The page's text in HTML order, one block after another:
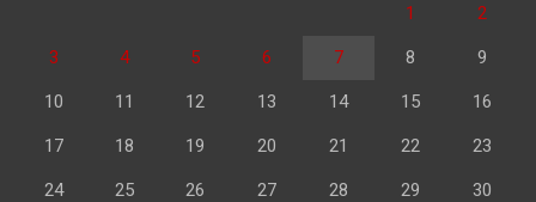
1 2
3 4 5 6 7 8 9
10 11 12 13 14 15 16
17 18 19 20 21 22 23
24 25 26 27 28 29 30